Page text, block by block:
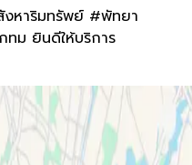
งหาริมทรัพย์ #พัทยา
ม ยินดีให้บริการ